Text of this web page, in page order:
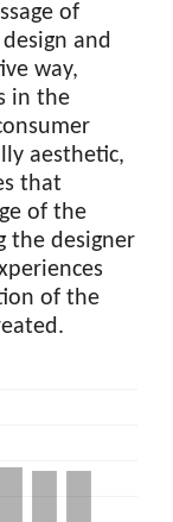
of
and
way,
in the
aesthetic,
that
of the
the designer
of the